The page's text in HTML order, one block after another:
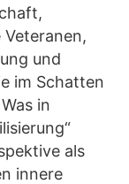
und
im Schatten
in
als
innere